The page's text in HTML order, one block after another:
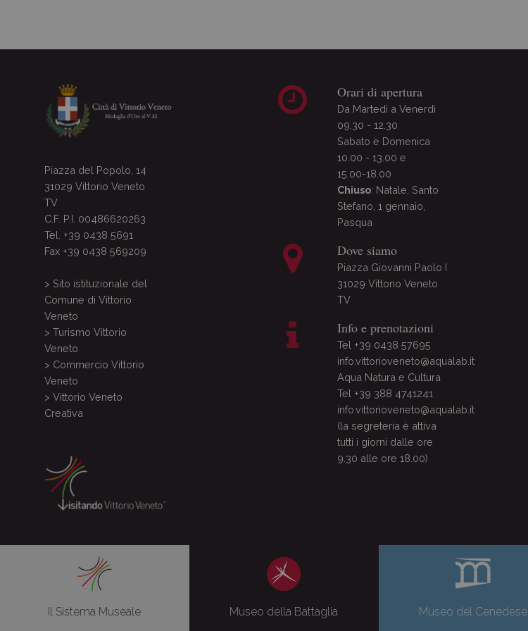
Piazza del Popolo, 14
31029 Vittorio Veneto
TV
C.F. P.I. 00486620263
Tel. +39 0438 5691
Fax +39 0438 569209
> Sito istituzionale del
Comune di Vittorio
Veneto
> Turismo Vittorio
Veneto
> Commercio Vittorio
Veneto
> Vittorio Veneto
Creativa
Orari di apertura
Da Martedì a Venerdì
09.30 - 12.30
Sabato e Domenica
10.00 - 13.00 e
15.00-18.00
Chiuso: Natale, Santo
Stefano, 1 gennaio,
Pasqua
Dove siamo
Piazza Giovanni Paolo I
31029 Vittorio Veneto
TV
Info e prenotazioni
Tel +39 0438 57695
info.vittorioveneto@aqualab.it
Aqua Natura e Cultura
Tel +39 388 4741241
info.vittorioveneto@aqualab.it
(la segreteria è attiva
tutti i giorni dalle ore
9.30 alle ore 18.00)
Il Sistema Museale Museo della Battaglia Museo del Cenedese